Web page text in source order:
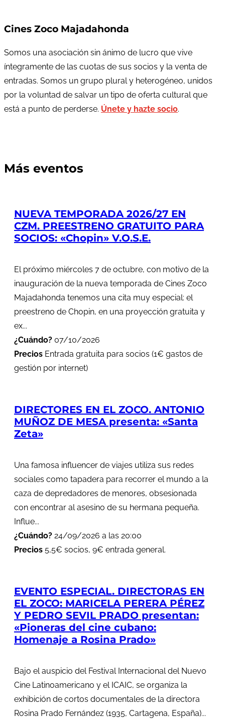
Cines Zoco Majadahonda
Somos una asociación sin ánimo de lucro que vive
íntegramente de las cuotas de sus socios y la venta de
entradas. Somos un grupo plural y heterogéneo, unidos
por la voluntad de salvar un tipo de oferta cultural que
está a punto de perderse. Únete y hazte socio.
Más eventos
NUEVA TEMPORADA 2026/27 EN
CZM. PREESTRENO GRATUITO PARA
SOCIOS: «Chopin» V.O.S.E.
El próximo miércoles 7 de octubre, con motivo de la
inauguración de la nueva temporada de Cines Zoco
Majadahonda tenemos una cita muy especial: el
preestreno de Chopin, en una proyección gratuita y
ex...
¿Cuándo? 07/10/2026
Precios Entrada gratuita para socios (1€ gastos de
gestión por internet)
DIRECTORES EN EL ZOCO. ANTONIO
MUÑOZ DE MESA presenta: «Santa
Zeta»
Una famosa influencer de viajes utiliza sus redes
sociales como tapadera para recorrer el mundo a la
caza de depredadores de menores, obsesionada
con encontrar al asesino de su hermana pequeña.
Influe...
¿Cuándo? 24/09/2026 a las 20:00
Precios 5,5€ socios, 9€ entrada general.
EVENTO ESPECIAL. DIRECTORAS EN
EL ZOCO: MARICELA PERERA PÉREZ
Y PEDRO SEVIL PRADO presentan:
«Pioneras del cine cubano:
Homenaje a Rosina Prado»
Bajo el auspicio del Festival Internacional del Nuevo
Cine Latinoamericano y el ICAIC, se organiza la
exhibición de cortos documentales de la directora
Rosina Prado Fernández (1935, Cartagena, España)...